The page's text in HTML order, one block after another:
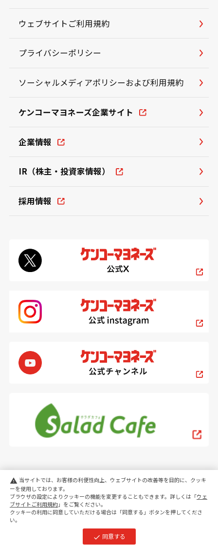
PC スマートフォン
ウェブサイトご利用規約
プライバシーポリシー
ソーシャルメディアポリシーおよび利用規約
ケンコーマヨネーズ企業サイト
企業情報
IR（株主・投資家情報）
採用情報
copyright KENKO Mayonnaise Co.,Ltd.All rights reserved.
warning 当サイトでは、お客様の利便性向上、ウェブサイトの改善等を目的に、クッキ
ーを使用しております。
ブラウザの設定によりクッキーの機能を変更することもできます。詳しくは「ウェ
ブサイトご利用規約」をご覧ください。
クッキーの利用に同意していただける場合は「同意する」ボタンを押してくださ
い。
check 同意する